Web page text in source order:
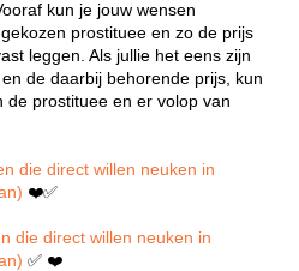
kun je jouw wensen
prostituee en zo de prijs
leggen. Als jullie het eens zijn
de daarbij behorende prijs, kun
de prostituee en er volop van
die direct willen neuken in
❤️✅
die direct willen neuken in
✅ ❤️